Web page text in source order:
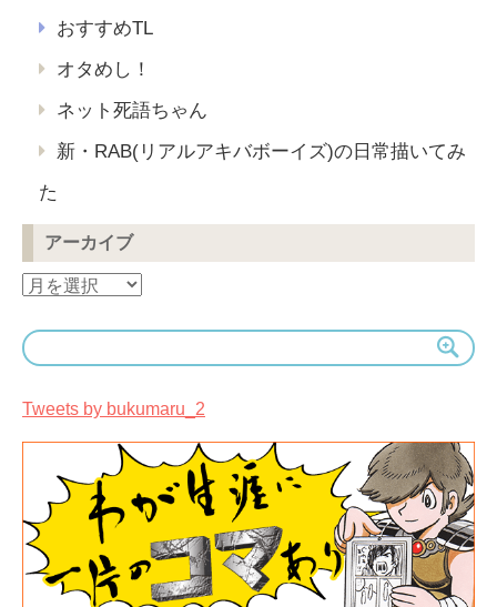
おすすめTL
オタめし！
ネット死語ちゃん
新・RAB(リアルアキバボーイズ)の日常描いてみ
た
アーカイブ
ア
カ
イ
Tweets by bukumaru_2